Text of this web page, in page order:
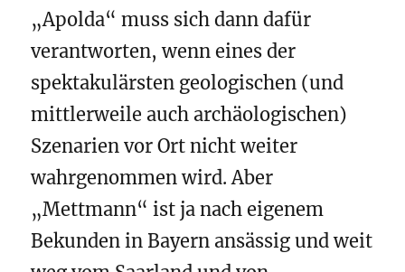
„Apolda“ muss sich dann dafür
verantworten, wenn eines der
spektakulärsten geologischen (und
mittlerweile auch archäologischen)
Szenarien vor Ort nicht weiter
wahrgenommen wird. Aber
„Mettmann“ ist ja nach eigenem
Bekunden in Bayern ansässig und weit